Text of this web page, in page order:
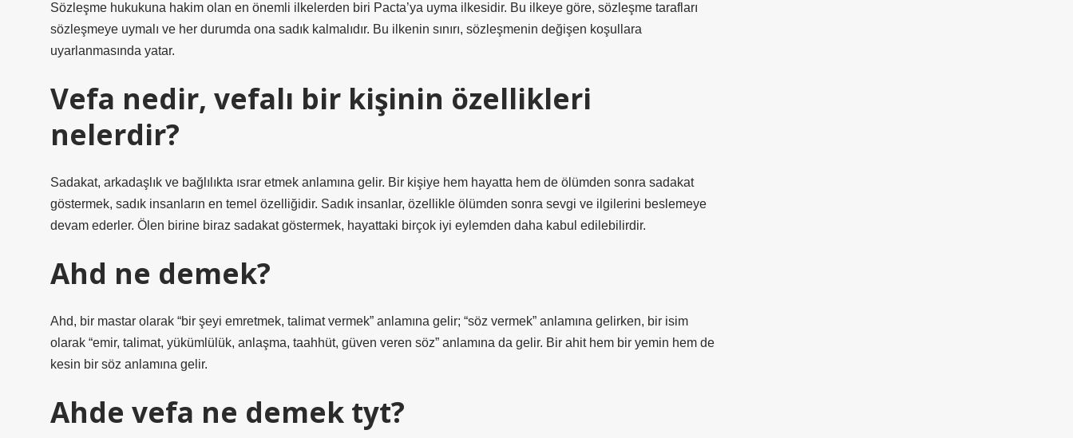
Sözleşme hukukuna hakim olan en önemli ilkelerden biri Pacta’ya uyma ilkesidir. Bu ilkeye göre, sözleşme tarafları
sözleşmeye uymalı ve her durumda ona sadık kalmalıdır. Bu ilkenin sınırı, sözleşmenin değişen koşullara
uyarlanmasında yatar.
Vefa nedir, vefalı bir kişinin özellikleri
nelerdir?
Sadakat, arkadaşlık ve bağlılıkta ısrar etmek anlamına gelir. Bir kişiye hem hayatta hem de ölümden sonra sadakat
göstermek, sadık insanların en temel özelliğidir. Sadık insanlar, özellikle ölümden sonra sevgi ve ilgilerini beslemeye
devam ederler. Ölen birine biraz sadakat göstermek, hayattaki birçok iyi eylemden daha kabul edilebilirdir.
Ahd ne demek?
Ahd, bir mastar olarak “bir şeyi emretmek, talimat vermek” anlamına gelir; “söz vermek” anlamına gelirken, bir isim
olarak “emir, talimat, yükümlülük, anlaşma, taahhüt, güven veren söz” anlamına da gelir. Bir ahit hem bir yemin hem de
kesin bir söz anlamına gelir.
Ahde vefa ne demek tyt?